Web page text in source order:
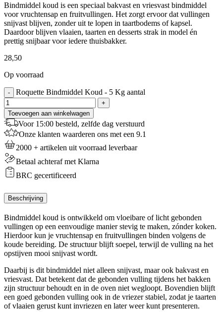
Bindmiddel koud is een speciaal bakvast en vriesvast bindmiddel
voor vruchtensap en fruitvullingen. Het zorgt ervoor dat vullingen
snijvast blijven, zonder uit te lopen in taartbodems of kapsel.
Daardoor blijven vlaaien, taarten en desserts strak in model én
prettig snijbaar voor iedere thuisbakker.
28,50
Op voorraad
- Roquette Bindmiddel Koud - 5 Kg aantal
+
Toevoegen aan winkelwagen
Voor 15:00 besteld, zelfde dag verstuurd
Onze klanten waarderen ons met een 9.1
2000 + artikelen uit voorraad leverbaar
Betaal achteraf met Klarna
BRC gecertificeerd
Beschrijving
Bindmiddel koud is ontwikkeld om vloeibare of licht gebonden
vullingen op een eenvoudige manier stevig te maken, zónder koken.
Hierdoor kun je vruchtensap en fruitvullingen binden volgens de
koude bereiding. De structuur blijft soepel, terwijl de vulling na het
opstijven mooi snijvast wordt.
Daarbij is dit bindmiddel niet alleen snijvast, maar ook bakvast en
vriesvast. Dat betekent dat de gebonden vulling tijdens het bakken
zijn structuur behoudt en in de oven niet wegloopt. Bovendien blijft
een goed gebonden vulling ook in de vriezer stabiel, zodat je taarten
of vlaaien gerust kunt invriezen en later weer kunt presenteren.